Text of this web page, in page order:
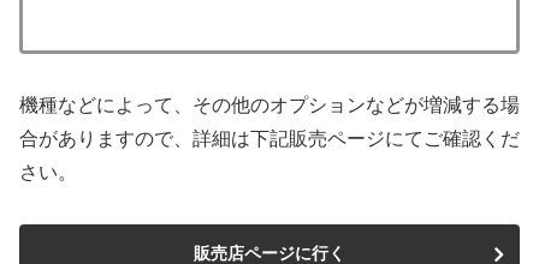
機種などによって、その他のオプションなどが増減する場
合がありますので、詳細は下記販売ページにてご確認くだ
さい。
販売店ページに行く